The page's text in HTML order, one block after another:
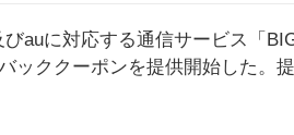
auに対応する通信サービス「
ッククーポンを提供開始した。